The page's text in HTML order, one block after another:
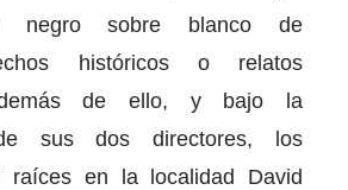
negro sobre blanco de
históricos o relatos
de ello, y bajo la
sus dos directores, los
raíces en la localidad David